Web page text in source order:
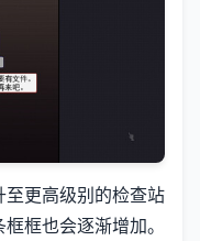
更高级别的检查站
框也会逐渐增加。